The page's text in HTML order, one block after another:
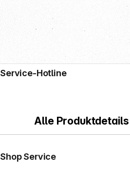
Alle Produktdetails
Service-Hotline
Shop Service